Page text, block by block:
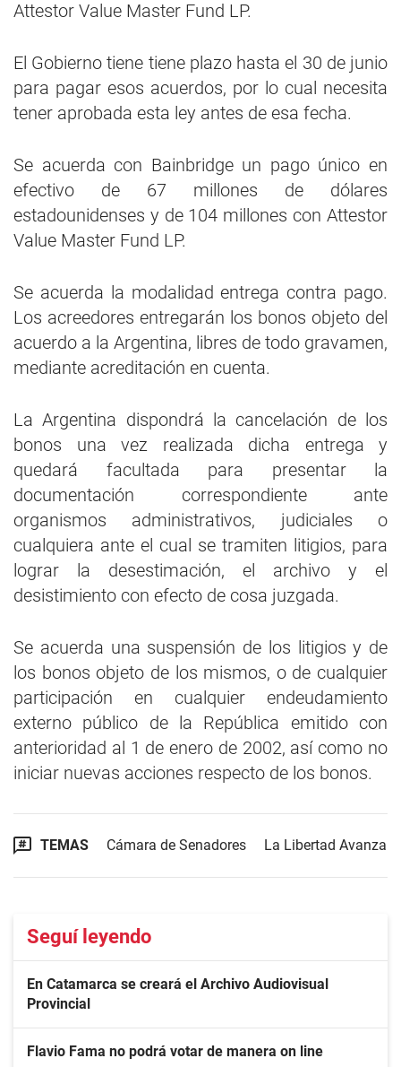
Attestor Value Master Fund LP.
El Gobierno tiene tiene plazo hasta el 30 de junio
para pagar esos acuerdos, por lo cual necesita
tener aprobada esta ley antes de esa fecha.
Se acuerda con Bainbridge un pago único en
efectivo de 67 millones de dólares
estadounidenses y de 104 millones con Attestor
Value Master Fund LP.
Se acuerda la modalidad entrega contra pago.
Los acreedores entregarán los bonos objeto del
acuerdo a la Argentina, libres de todo gravamen,
mediante acreditación en cuenta.
La Argentina dispondrá la cancelación de los
bonos una vez realizada dicha entrega y
quedará facultada para presentar la
documentación correspondiente ante
organismos administrativos, judiciales o
cualquiera ante el cual se tramiten litigios, para
lograr la desestimación, el archivo y el
desistimiento con efecto de cosa juzgada.
Se acuerda una suspensión de los litigios y de
los bonos objeto de los mismos, o de cualquier
participación en cualquier endeudamiento
externo público de la República emitido con
anterioridad al 1 de enero de 2002, así como no
iniciar nuevas acciones respecto de los bonos.
TEMAS Cámara de Senadores La Libertad Avanza
Seguí leyendo
En Catamarca se creará el Archivo Audiovisual
Provincial
Flavio Fama no podrá votar de manera on line